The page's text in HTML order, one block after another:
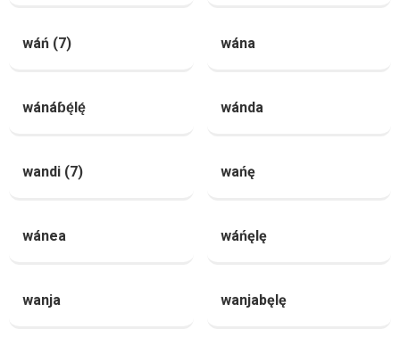
wáń (7) wána
wánáɓę́lę́ wánda
wandi (7) wańę
wánea wáńęlę
wanja wanjabęlę